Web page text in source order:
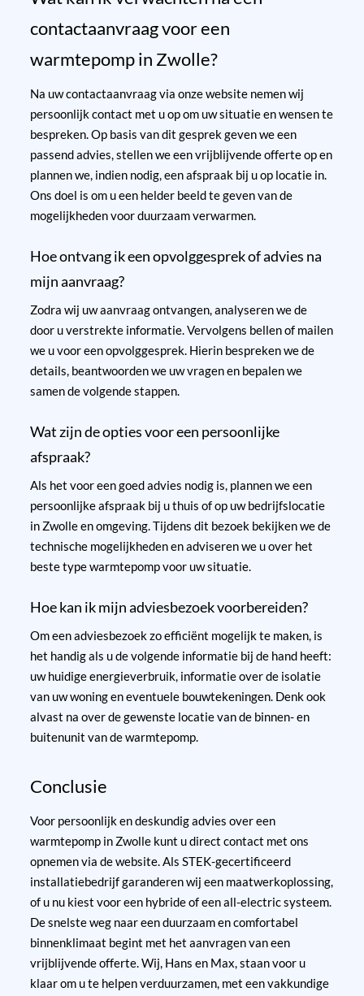
contactaanvraag voor een
warmtepomp in Zwolle?
Na uw contactaanvraag via onze website nemen wij
persoonlijk contact met u op om uw situatie en wensen te
bespreken. Op basis van dit gesprek geven we een
passend advies, stellen we een vrijblijvende offerte op en
plannen we, indien nodig, een afspraak bij u op locatie in.
Ons doel is om u een helder beeld te geven van de
mogelijkheden voor duurzaam verwarmen.
Hoe ontvang ik een opvolggesprek of advies na
mijn aanvraag?
Zodra wij uw aanvraag ontvangen, analyseren we de
door u verstrekte informatie. Vervolgens bellen of mailen
we u voor een opvolggesprek. Hierin bespreken we de
details, beantwoorden we uw vragen en bepalen we
samen de volgende stappen.
Wat zijn de opties voor een persoonlijke
afspraak?
Als het voor een goed advies nodig is, plannen we een
persoonlijke afspraak bij u thuis of op uw bedrijfslocatie
in Zwolle en omgeving. Tijdens dit bezoek bekijken we de
technische mogelijkheden en adviseren we u over het
beste type warmtepomp voor uw situatie.
Hoe kan ik mijn adviesbezoek voorbereiden?
Om een adviesbezoek zo efficiënt mogelijk te maken, is
het handig als u de volgende informatie bij de hand heeft:
uw huidige energieverbruik, informatie over de isolatie
van uw woning en eventuele bouwtekeningen. Denk ook
alvast na over de gewenste locatie van de binnen- en
buitenunit van de warmtepomp.
Conclusie
Voor persoonlijk en deskundig advies over een
warmtepomp in Zwolle kunt u direct contact met ons
opnemen via de website. Als STEK-gecertificeerd
installatiebedrijf garanderen wij een maatwerkoplossing,
of u nu kiest voor een hybride of een all-electric systeem.
De snelste weg naar een duurzaam en comfortabel
binnenklimaat begint met het aanvragen van een
vrijblijvende offerte. Wij, Hans en Max, staan voor u
klaar om u te helpen verduurzamen, met een vakkundige